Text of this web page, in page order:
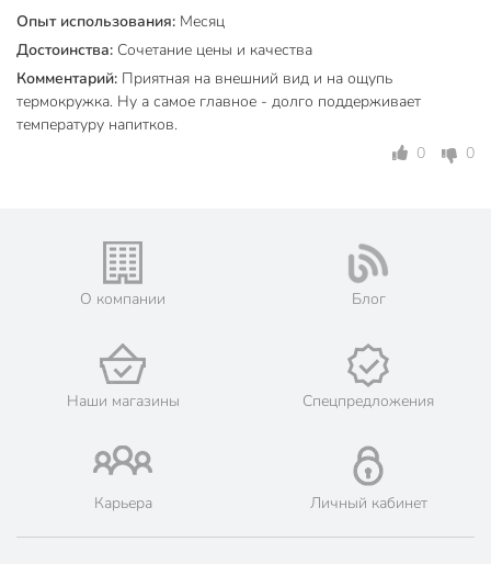
Тип горловины
Для детей
Материал корпуса
пластик
нержавеющая
для напитков
Направленность
для города
для похода
в автомобиль
с отверстием для
Артикул производителя
B070049
Опыт использования: Месяц
Достоинства: Сочетание цены и качества
Комментарий: Приятная на внешний вид и на ощупь
термокружка. Ну а самое главное - долго поддерживает
температуру напитков.
0
0
О компании Блог
Наши магазины Спецпредложения
Карьера Личный кабинет